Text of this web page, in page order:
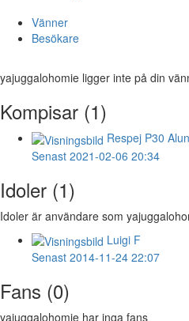
Vänner
Besökare
yajuggalohomie ligger inte på din
Kompisar (1)
Respej P30
Senast 2021-02-06 20:34
Idoler (1)
Idoler är användare som
Luigi F
Senast 2014-11-24 22:07
Fans (0)
yajuggalohomie har inga fans